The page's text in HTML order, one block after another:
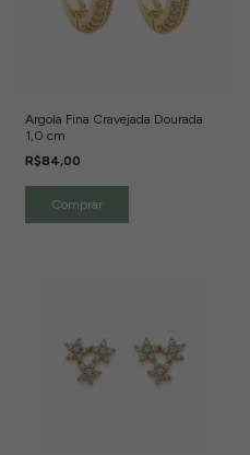
Argola Fina Cravejada Dourada
1,0 cm
R$84,00